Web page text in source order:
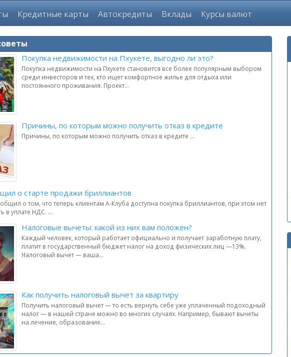
Кредитные карты Автокредиты Вклады Курсы валют
Покупка недвижимости на Пхукете, выгодно ли это?
Покупка недвижимости на Пхукете становится все более популярным выбором
среди инвесторов и тех, кто ищет комфортное жилье для отдыха или
постоянного проживания. Проект...
Причины, по которым можно получить отказ в кредите
Причины, по которым можно получить отказ в кредите ...
о старте продажи бриллиантов
о том, что теперь клиентам А-Клуба доступна покупка бриллиантов, при этом нет
в уплате НДС. ...
Налоговые вычеты: какой из них вам положен?
Каждый человек, который работает официально и получает заработную плату,
платит в государственный бюджет налог на доход физических лиц —13%.
Налоговый вычет — ваша...
Как получить налоговый вычет за квартиру
Получить налоговый вычет — то есть вернуть себе уже уплаченный подоходный
налог — в нашей стране можно во многих случаях. Например, бывают вычеты
на лечение, образование...